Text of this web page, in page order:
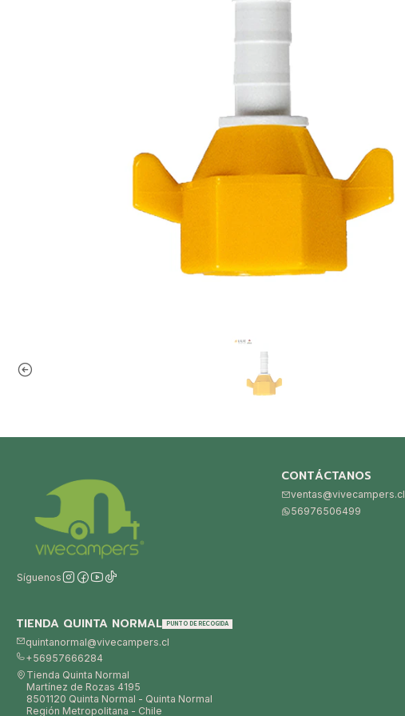
Síguenos
CONTÁCTANOS
ventas@vivecampers.cl
56976506499
TIENDA QUINTA NORMAL PUNTO DE RECOGIDA
quintanormal@vivecampers.cl
+56957666284
Tienda Quinta Normal
Martínez de Rozas 4195
8501120 Quinta Normal - Quinta Normal
Región Metropolitana - Chile